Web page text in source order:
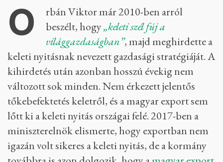
O
rbán Viktor már 2010-ben arról
beszélt, hogy„keleti szél fúj a
világgazdaságban”, majd meghirdette a
keleti nyitásnak nevezett gazdasági stratégiáját. A
kihirdetés után azonban hosszú évekig nem
változott sok minden. Nem érkezett jelentős
tőkebefektetés keletről, és a magyar export sem
lőtt ki a keleti nyitás országai felé. 2017-ben a
miniszterelnök elismerte, hogy exportban nem
igazán volt sikeres a keleti nyitás, de a kormány